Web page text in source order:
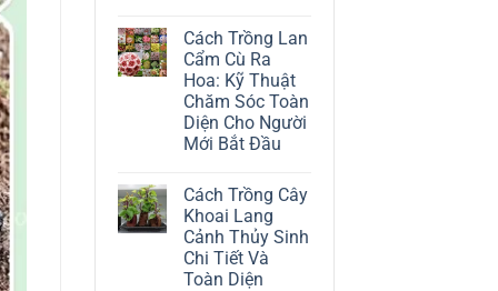
Hướng
Dẫn
Chi
Tiết
Trồng
Và
Chăm
Sóc
A-
bình
luận
ở
Toàn
Bộ
Cách
Trồng
Nho
Ngón
Sắc
Và
Sai
Trái
Nhất
Cách Trồng Lan
Cẩm Cù Ra
Hoa: Kỹ Thuật
Chăm Sóc Toàn
Diện Cho Người
Mới Bắt Đầu
bình
luận
ở
Cách
Trồng
Lan
Cẩm
Cách Trồng Cây
Khoai Lang
Cảnh Thủy Sinh
Chi Tiết Và
Toàn Diện